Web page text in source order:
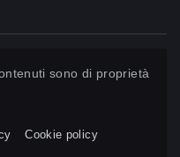
sono di proprietà
Cookie policy